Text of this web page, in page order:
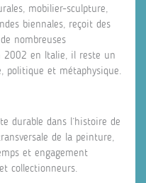
mobilier-sculpture,
biennales, reçoit des
nombreuses
2002 en Italie, il reste un
politique et métaphysique.
durable dans l’histoire de
de la peinture,
et engagement
collectionneurs.